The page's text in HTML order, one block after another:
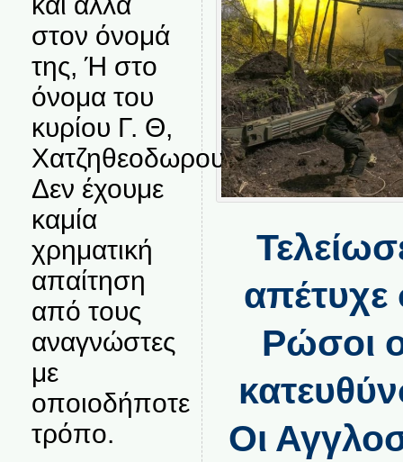
στον όνομά
της, Ή στο
όνομα του
κυρίου Γ. Θ,
Χατζηθεοδωρου.
Δεν έχουμε
καμία
χρηματική
απαίτηση
από τους
αναγνώστες
με
οποιοδήποτε
τρόπο.
απέτυχε
Ρώσοι
Οι